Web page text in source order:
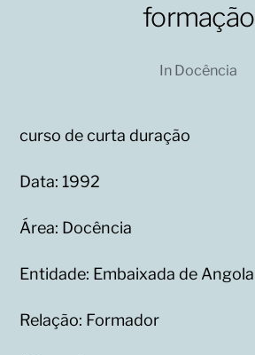
formação
In Docência
curso de curta duração
Data: 1992
Área: Docência
Entidade: Embaixada de Angola
Relação: Formador